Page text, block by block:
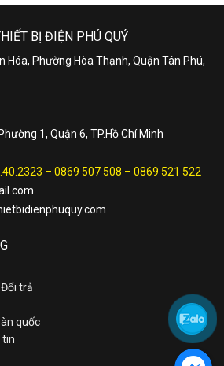
BỊ ĐIỆN PHÚ QUÝ
Hóa, Phường Hòa Thạnh, Quận Tân Phú,
1, Quận 6, TP.Hồ Chí Minh
– 0869 507 508 – 0869 521 522
trả
quốc
tin